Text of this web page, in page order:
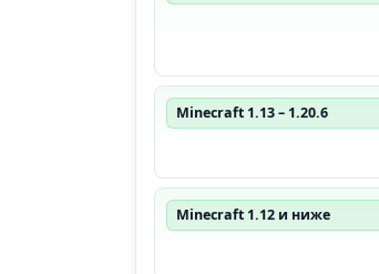
Minecraft 1.13 – 1.20.6
Minecraft 1.12 и ниже